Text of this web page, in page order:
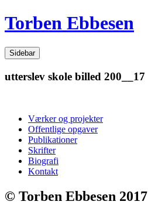
Videre
til
Torben Ebbesen
Sidebar
utterslev skole billed 200__17
Værker og projekter
Offentlige opgaver
Publikationer
Skrifter
Biografi
Kontakt
© Torben Ebbesen 2017